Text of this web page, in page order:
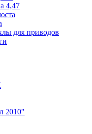
4,47
для приводов
2010"